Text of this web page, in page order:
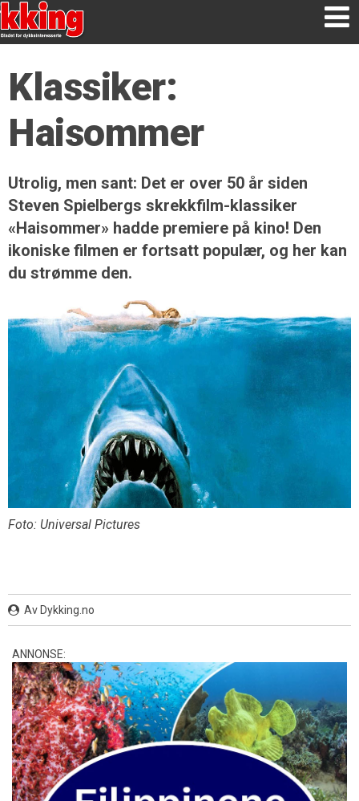
Klassiker:
Haisommer
Utrolig, men sant: Det er over 50 år siden
Steven Spielbergs skrekkfilm-klassiker
«Haisommer» hadde premiere på kino! Den
ikoniske filmen er fortsatt populær, og her kan
du strømme den.
Foto: Universal Pictures
Av Dykking.no
ANNONSE: